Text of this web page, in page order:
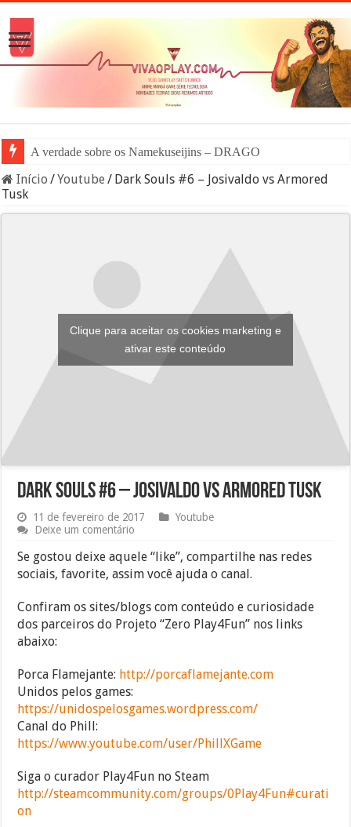
A verdade sobre os Namekuseijins – DRAGON BALL #News
Início /Youtube / Dark Souls #6 – Josivaldo vs Armored
Tusk
Clique para aceitar os cookies marketing e
ativar este conteúdo
Dark Souls #6 – Josivaldo vs Armored Tusk
11 de fevereiro de 2017
Youtube
Deixe um comentário
Se gostou deixe aquele “like”, compartilhe nas redes
sociais, favorite, assim você ajuda o canal.
Confiram os sites/blogs com conteúdo e curiosidade
dos parceiros do Projeto “Zero Play4Fun” nos links
abaixo:
Porca Flamejante: http://porcaflamejante.com
Unidos pelos games:
https://unidospelosgames.wordpress.com/
Canal do Phill:
https://www.youtube.com/user/PhillXGame
Siga o curador Play4Fun no Steam
http://steamcommunity.com/groups/0Play4Fun#curati
on